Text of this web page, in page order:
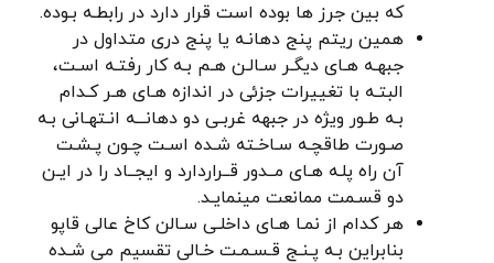
که بین جرز ها بوده است قرار دارد در رابطـه بـوده.
همین ریتم پنج دهانـه یا پنج دری متداول در
جبهـه هـای دیگـر سـالـن هـم بـه کار رفتـه اسـت،
البتـه با تغییرات جزئی در اندازه هـای هـر کـدام
بـه طـور ویژه در جبهه غربـی دو دهانـــه انـتهـانی بـه
صـورت طاقچـه سـاخـته شـده اسـت چـون پـشـت
آن راه پلـه هـای مــدور قــراردارد و ایجــاد را در ایـن
دو قسـمت ممانعت مینمایـد.
هر کدام از نمـا هـای داخلـی سـالن کاخ عالی قاپو
بنابراین بـه پـنـج قـسـمـت خـالی تقسیم می شـده